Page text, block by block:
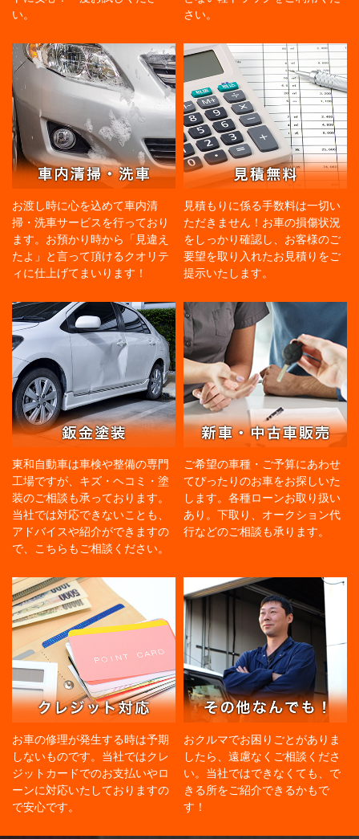
い。
さい。
お渡し時に心を込めて車内清
掃・洗車サービスを行っており
ます。お預かり時から「見違え
たよ」と言って頂けるクオリテ
ィに仕上げてまいります！
見積もりに係る手数料は一切い
ただきません！お車の損傷状況
をしっかり確認し、お客様のご
要望を取り入れたお見積りをご
提示いたします。
東和自動車は車検や整備の専門
工場ですが、キズ・ヘコミ・塗
装のご相談も承っております。
当社では対応できないことも、
アドバイスや紹介ができますの
で、こちらもご相談ください。
ご希望の車種・ご予算にあわせ
てぴったりのお車をお探しいた
します。各種ローンお取り扱い
あり。下取り、オークション代
行などのご相談も承ります。
お車の修理が発生する時は予期
しないものです。当社ではクレ
ジットカードでのお支払いやロ
ーンに対応いたしておりますの
で安心です。
おクルマでお困りごとがありま
したら、遠慮なくご相談くださ
い。当社ではできなくても、で
きる所をご紹介できるかもで
す！